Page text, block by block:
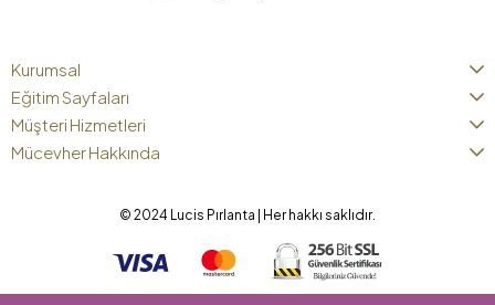
Kurumsal
Eğitim Sayfaları
Müşteri Hizmetleri
Mücevher Hakkında
© 2024 Lucis Pırlanta | Her hakkı saklıdır.